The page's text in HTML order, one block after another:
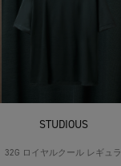
STUDIOUS
32G ロイヤルクール レギュラ